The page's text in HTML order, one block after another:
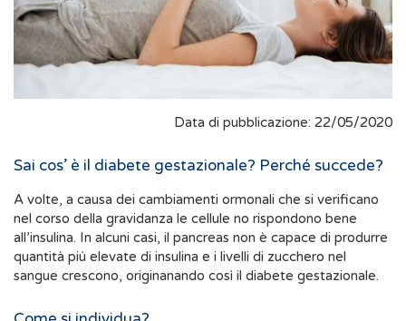
Data di pubblicazione: 22/05/2020
Sai cos’ è il diabete gestazionale? Perché succede?
A volte, a causa dei cambiamenti ormonali che si verificano
nel corso della gravidanza le cellule no rispondono bene
all’insulina. In alcuni casi, il pancreas non è capace di produrre
quantità più elevate di insulina e i livelli di zucchero nel
sangue crescono, originanando così il diabete gestazionale.